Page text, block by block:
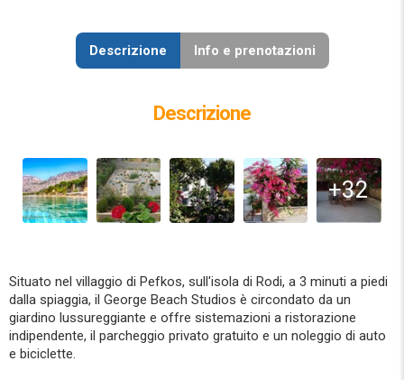
Descrizione Info e prenotazioni
Descrizione
+32
Situato nel villaggio di Pefkos, sull'isola di Rodi, a 3 minuti a piedi
dalla spiaggia, il George Beach Studios è circondato da un
giardino lussureggiante e offre sistemazioni a ristorazione
indipendente, il parcheggio privato gratuito e un noleggio di auto
e biciclette.